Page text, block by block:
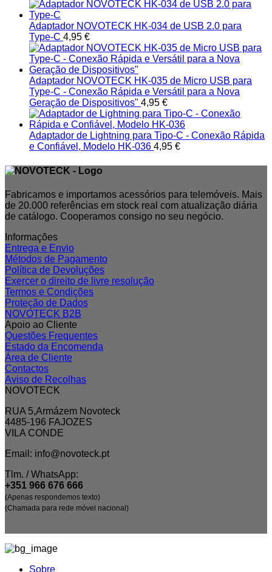
Adaptador NOVOTECK HK-034 de USB 2.0 para
Type-C 4,95 €
Adaptador NOVOTECK HK-035 de Micro USB para
Type-C - Conexão Rápida e Versátil para a Nova
Geração de Dispositivos" 4,95 €
Adaptador de Lightning para Tipo-C - Conexão Rápida
e Confiável, Modelo HK-036 4,95 €
Fabricamos e importamos acessórios para telemóveis. Mais
de 20.000 referências em stock real com atualização diária
de catálogo. Cooperamos consigo no seu negócio.
Informações
Entrega e Envio
Métodos de Pagamento
Política de Devoluções
Exercer o direito de livre resolução
Termos e Condições
Proteção de Dados
NOVOTECK B2B
Apoio ao Cliente
Questões Frequentes
Estado da Encomenda
Área de Cliente
Contactos
Aviso de Recolhas
NOVOTECK
RUA 5,Armázem Novoteck
4485-196 FAJOZES
VILA CONDE
Email: info@novoteck.pt
Tlm. / WhatsApp:
+351 966 676 666
(Apenas respondemos texto)
(Chamada para rede móvel nacional)
Sobre